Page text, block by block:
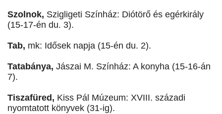
Szolnok, Szigligeti Színház: Diótörő és egérkirály
(15-17-én du. 3).
Tab, mk: Idősek napja (15-én du. 2).
Tatabánya, Jászai M. Színház: A konyha (15-16-án
7).
Tiszafüred, Kiss Pál Múzeum: XVIII. századi
nyomtatott könyvek (31-ig).